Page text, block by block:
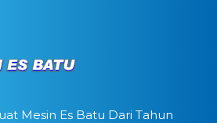
Mesin Es Batu Dari Tahun